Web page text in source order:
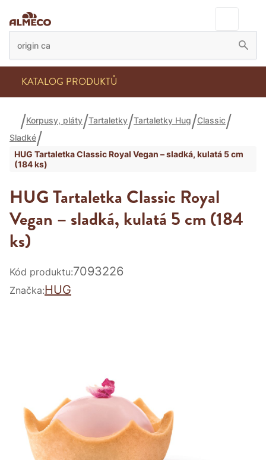
KATALOG PRODUKTŮ
Korpusy, pláty Tartaletky Tartaletky Hug
Classic
Sladké
HUG Tartaletka Classic Royal Vegan – sladká, kulatá 5 cm
(184 ks)
HUG Tartaletka Classic Royal
Vegan – sladká, kulatá 5 cm (184
ks)
Kód produktu:7093226
Značka:HUG